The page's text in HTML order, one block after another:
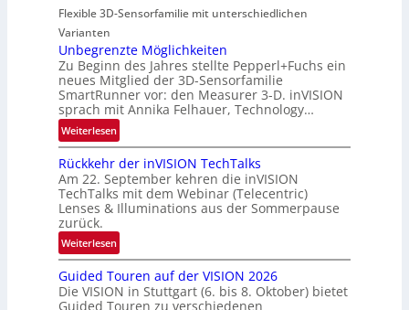
i
-
B
-
R
u
n
d
e
i
o
n
l
N
e
w
s
‘
Flexible 3D-Sensorfamilie mit unterschiedlichen
Varianten
Unbegrenzte Möglichkeiten
Zu Beginn des Jahres stellte Pepperl+Fuchs ein
neues Mitglied der 3D-Sensorfamilie
SmartRunner vor: den Measurer 3-D. inVISION
sprach mit Annika Felhauer, Technology…
Weiterlesen:
U
n
b
e
g
r
e
z
t
Rückkehr der inVISION TechTalks
Am 22. September kehren die inVISION
TechTalks mit dem Webinar (Telecentric)
Lenses & Illuminations aus der Sommerpause
zurück.
Weiterlesen:
R
ü
c
Guided Touren auf der VISION 2026
Die VISION in Stuttgart (6. bis 8. Oktober) bietet
Guided Touren zu verschiedenen